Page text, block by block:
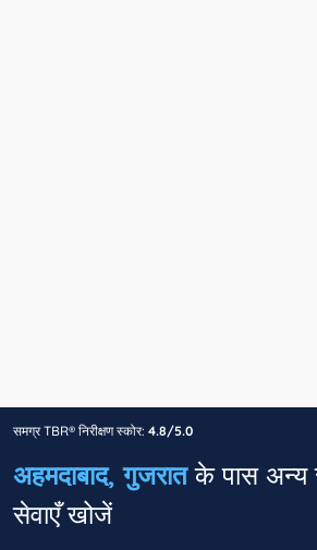
समग्र TBR® निरीक्षण स्कोर: 4.8/5.0
अहमदाबाद, गुजरातके पास अन्य
सेवाएँ खोजें